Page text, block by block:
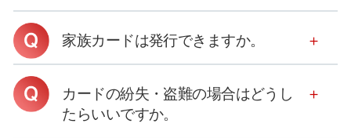
家族カードは発行できますか。
カードの紛失・盗難の場合はどうし
たらいいですか。